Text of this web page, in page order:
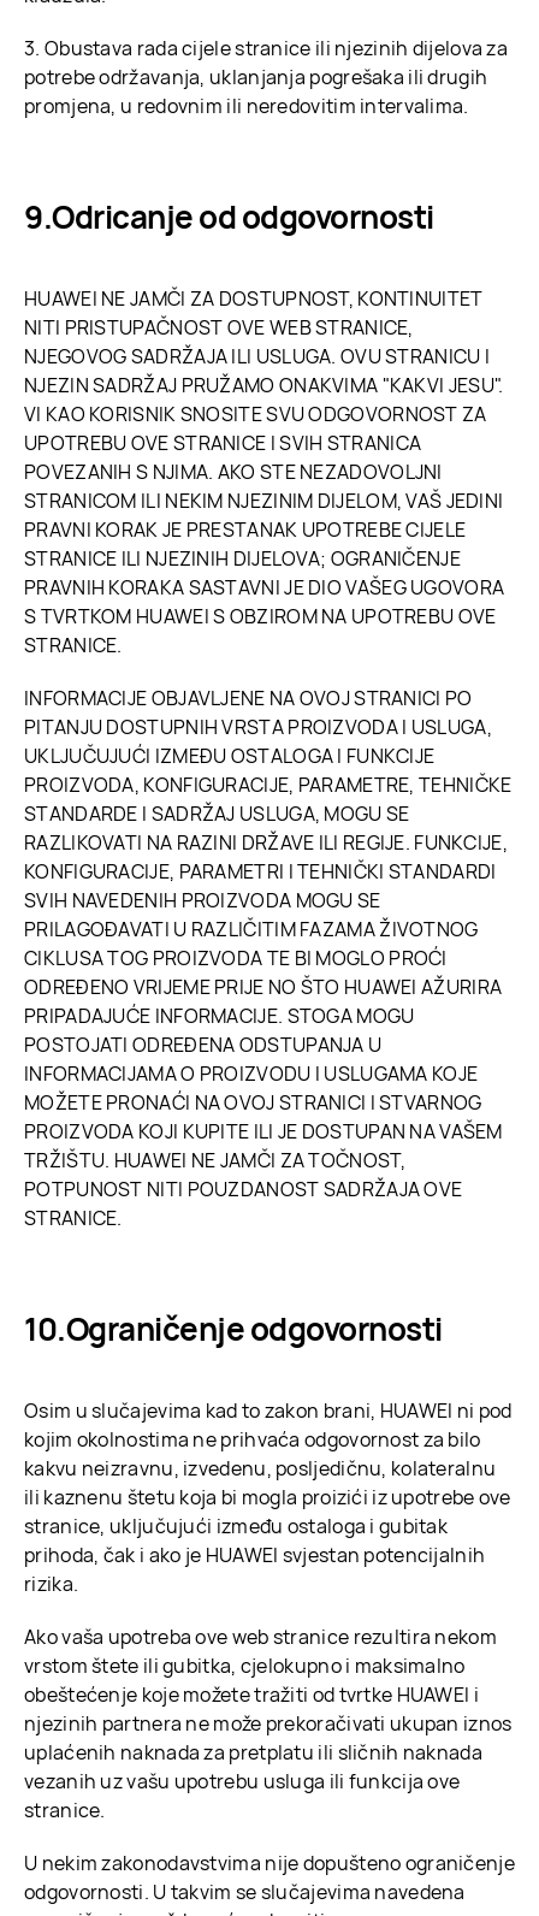
3. Obustava rada cijele stranice ili njezinih dijelova za
potrebe održavanja, uklanjanja pogrešaka ili drugih
promjena, u redovnim ili neredovitim intervalima.
Odricanje od odgovornosti
HUAWEI NE JAMČI ZA DOSTUPNOST, KONTINUITET
NITI PRISTUPAČNOST OVE WEB STRANICE,
NJEGOVOG SADRŽAJA ILI USLUGA. OVU STRANICU I
NJEZIN SADRŽAJ PRUŽAMO ONAKVIMA "KAKVI JESU".
VI KAO KORISNIK SNOSITE SVU ODGOVORNOST ZA
UPOTREBU OVE STRANICE I SVIH STRANICA
POVEZANIH S NJIMA. AKO STE NEZADOVOLJNI
STRANICOM ILI NEKIM NJEZINIM DIJELOM, VAŠ JEDINI
PRAVNI KORAK JE PRESTANAK UPOTREBE CIJELE
STRANICE ILI NJEZINIH DIJELOVA; OGRANIČENJE
PRAVNIH KORAKA SASTAVNI JE DIO VAŠEG UGOVORA
S TVRTKOM HUAWEI S OBZIROM NA UPOTREBU OVE
STRANICE.
INFORMACIJE OBJAVLJENE NA OVOJ STRANICI PO
PITANJU DOSTUPNIH VRSTA PROIZVODA I USLUGA,
UKLJUČUJUĆI IZMEĐU OSTALOGA I FUNKCIJE
PROIZVODA, KONFIGURACIJE, PARAMETRE, TEHNIČKE
STANDARDE I SADRŽAJ USLUGA, MOGU SE
RAZLIKOVATI NA RAZINI DRŽAVE ILI REGIJE. FUNKCIJE,
KONFIGURACIJE, PARAMETRI I TEHNIČKI STANDARDI
SVIH NAVEDENIH PROIZVODA MOGU SE
PRILAGOĐAVATI U RAZLIČITIM FAZAMA ŽIVOTNOG
CIKLUSA TOG PROIZVODA TE BI MOGLO PROĆI
ODREĐENO VRIJEME PRIJE NO ŠTO HUAWEI AŽURIRA
PRIPADAJUĆE INFORMACIJE. STOGA MOGU
POSTOJATI ODREĐENA ODSTUPANJA U
INFORMACIJAMA O PROIZVODU I USLUGAMA KOJE
MOŽETE PRONAĆI NA OVOJ STRANICI I STVARNOG
PROIZVODA KOJI KUPITE ILI JE DOSTUPAN NA VAŠEM
TRŽIŠTU. HUAWEI NE JAMČI ZA TOČNOST,
POTPUNOST NITI POUZDANOST SADRŽAJA OVE
STRANICE.
Ograničenje odgovornosti
Osim u slučajevima kad to zakon brani, HUAWEI ni pod
kojim okolnostima ne prihvaća odgovornost za bilo
kakvu neizravnu, izvedenu, posljedičnu, kolateralnu
ili kaznenu štetu koja bi mogla proizići iz upotrebe ove
stranice, uključujući između ostaloga i gubitak
prihoda, čak i ako je HUAWEI svjestan potencijalnih
rizika.
Ako vaša upotreba ove web stranice rezultira nekom
vrstom štete ili gubitka, cjelokupno i maksimalno
obeštećenje koje možete tražiti od tvrtke HUAWEI i
njezinih partnera ne može prekoračivati ukupan iznos
uplaćenih naknada za pretplatu ili sličnih naknada
vezanih uz vašu upotrebu usluga ili funkcija ove
stranice.
U nekim zakonodavstvima nije dopušteno ograničenje
odgovornosti. U takvim se slučajevima navedena